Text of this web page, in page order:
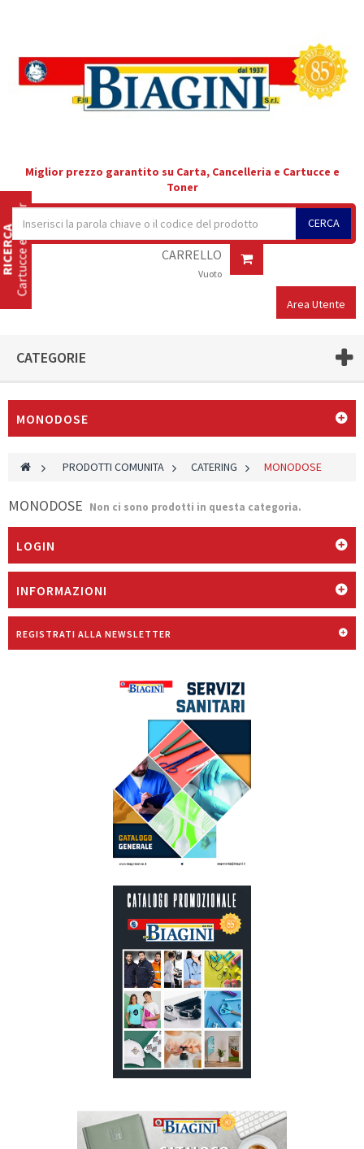
Miglior prezzo garantito su Carta, Cancelleria e Cartucce e
Toner
CERCA
CARRELLO
Vuoto
Area Utente
CATEGORIE
MONODOSE
> PRODOTTI COMUNITA > CATERING > MONODOSE
MONODOSE Non ci sono prodotti in questa categoria.
LOGIN
INFORMAZIONI
REGISTRATI ALLA NEWSLETTER
Cartucce e Toner